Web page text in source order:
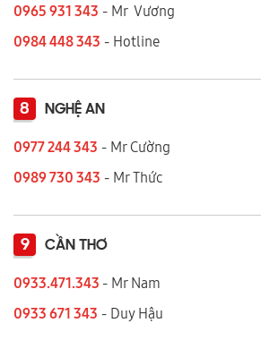
0965 931 343 - Mr Vương
0984 448 343 - Hotline
8 NGHỆ AN
0977 244 343 - Mr Cường
0989 730 343 - Mr Thức
9 CẦN THƠ
0933.471.343 - Mr Nam
0933 671 343 - Duy Hậu